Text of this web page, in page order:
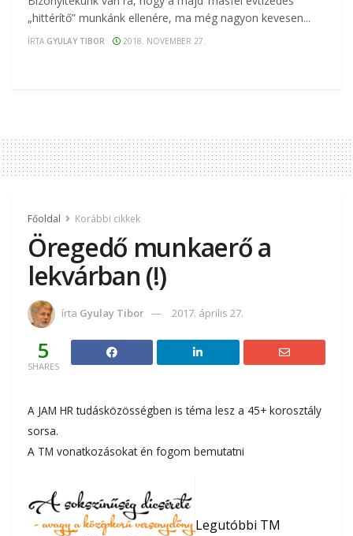
„hittérítő” munkánk ellenére, ma még nagyon kevesen...
ÍRTA GYULAY TIBOR 2018. NOVEMBER 27.
Főoldal Korábbi cikkek
Öregedő munkaerő a
lekvárban (!)
írta Gyulay Tibor 2017. április 27.
5
SHARES
A JAM HR tudásközösségben is téma lesz a 45+ korosztály
sorsa.
A TM vonatkozásokat én fogom bemutatni
Legutóbbi TM